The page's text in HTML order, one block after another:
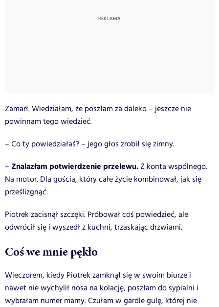
Zamarł. Wiedziałam, że poszłam za daleko – jeszcze nie
powinnam tego wiedzieć.
– Co ty powiedziałaś? – jego głos zrobił się zimny.
– Znalazłam potwierdzenie przelewu.Z konta wspólnego.
Na motor. Dla gościa, który całe życie kombinował, jak się
prześlizgnąć.
Piotrek zacisnął szczęki. Próbował coś powiedzieć, ale
odwrócił się i wyszedł z kuchni, trzaskając drzwiami.
Coś we mnie pękło
Wieczorem, kiedy Piotrek zamknął się w swoim biurze i
nawet nie wychylił nosa na kolację, poszłam do sypialni i
wybrałam numer mamy. Czułam w gardle gulę, której nie